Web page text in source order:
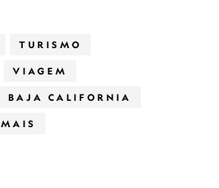
TURISMO
VIAGEM
BAJA CALIFORNIA
MAIS